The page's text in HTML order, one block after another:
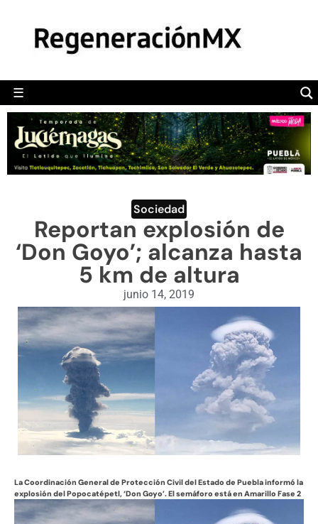
☰
POLÍTICA
CAMALEÓN
OPINIÓN
DEPORTES
ENGLISH SECTION
VIDEOS
Sociedad
Reportan explosión de
‘Don Goyo’; alcanza hasta
5 km de altura
junio 14, 2019
La Coordinación General de Protección Civil del Estado de Puebla informó la
explosión del Popocatépetl, ‘Don Goyo’. El semáforo está en Amarillo Fase 2